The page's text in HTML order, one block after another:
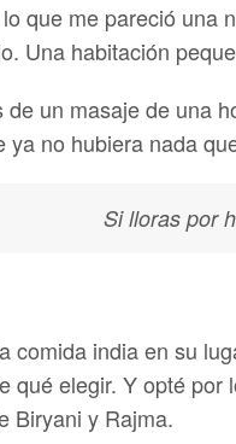
que me pareció una
Una habitación
de un masaje de una
no hubiera nada
Si lloras por
comida india en su
qué elegir. Y opté
Biryani y Rajma.